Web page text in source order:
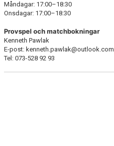
Måndagar: 17:00–18:30
Onsdagar: 17:00–18:30
Provspel och matchbokningar
Kenneth Pawlak
E-post: kenneth.pawlak@outlook.com
Tel: 073-528 92 93